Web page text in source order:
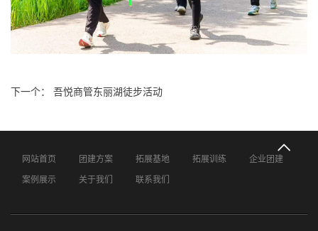
下一个： 吾悦商管东丽湖徒步活动
网站首页 团建方案 拓展基地 拓展训练 企业团建
案例展示 关于我们 联系我们